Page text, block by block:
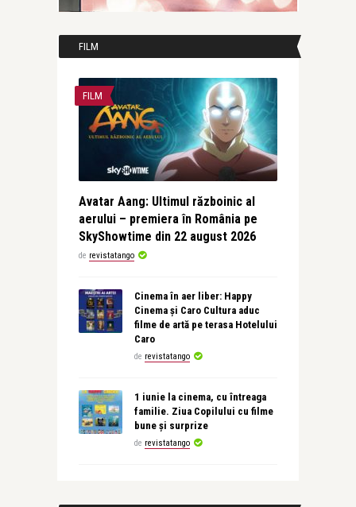
FILM
FILM
Avatar Aang: Ultimul războinic al
aerului – premiera în România pe
SkyShowtime din 22 august 2026
de revistatango
Cinema în aer liber: Happy
Cinema și Caro Cultura aduc
filme de artă pe terasa Hotelului
Caro
de revistatango
1 iunie la cinema, cu întreaga
familie. Ziua Copilului cu filme
bune și surprize
de revistatango